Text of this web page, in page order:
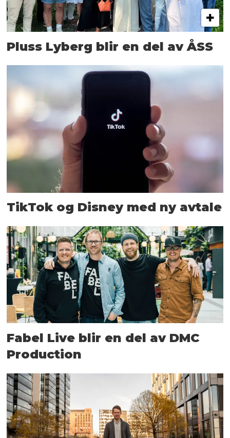
Pluss Lyberg blir en del av ÅSS
TikTok og Disney med ny avtale
Fabel Live blir en del av DMC
Production